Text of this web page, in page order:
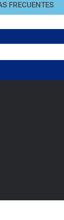
FRECUENTES